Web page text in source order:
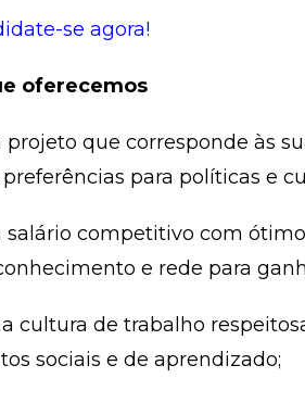
se agora!
oferecemos
projeto que corresponde às
preferências para políticas e
salário competitivo com
e rede para
cultura de trabalho
sociais e de aprendizado;